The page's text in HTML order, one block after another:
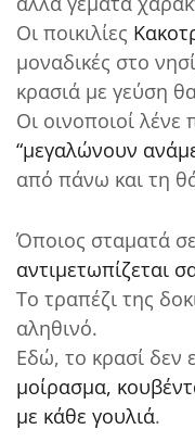
Οι ποικιλίες
μοναδικές στο
κρασιά με γεύση
Οι οινοποιοί
“μεγαλώνουν
από πάνω και τη
Όποιος σταματά
αντιμετωπίζεται
Το τραπέζι της
αληθινό.
Εδώ, το κρασί δεν
μοίρασμα,
με κάθε γουλιά.